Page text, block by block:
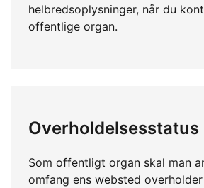
helbredsoplysninger, når du
offentlige organ.
Overholdelsesstatus
Som offentligt organ skal man
omfang ens websted